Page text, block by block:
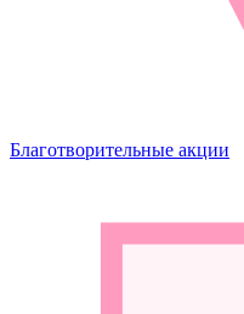
Благотворительные акции